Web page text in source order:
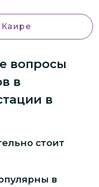
Каире
вопросы
в
в
стоит
в